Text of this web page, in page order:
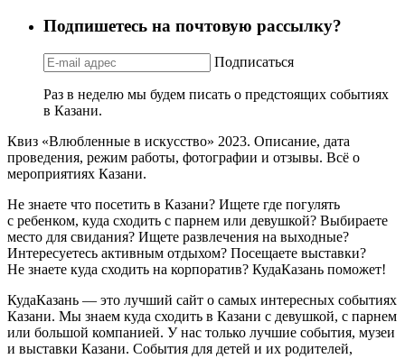
Подпишетесь на почтовую рассылку?
Подписаться
Раз в неделю мы будем писать о предстоящих событиях
в Казани.
Квиз «Влюбленные в искусство» 2023. Описание, дата
проведения, режим работы, фотографии и отзывы. Всё о
мероприятиях Казани.
Не знаете что посетить в Казани? Ищете где погулять
с ребенком, куда сходить с парнем или девушкой? Выбираете
место для свидания? Ищете развлечения на выходные?
Интересуетесь активным отдыхом? Посещаете выставки?
Не знаете куда сходить на корпоратив? КудаКазань поможет!
КудаКазань — это лучший сайт о самых интересных событиях
Казани. Мы знаем куда сходить в Казани с девушкой, с парнем
или большой компанией. У нас только лучшие события, музеи
и выставки Казани. События для детей и их родителей,